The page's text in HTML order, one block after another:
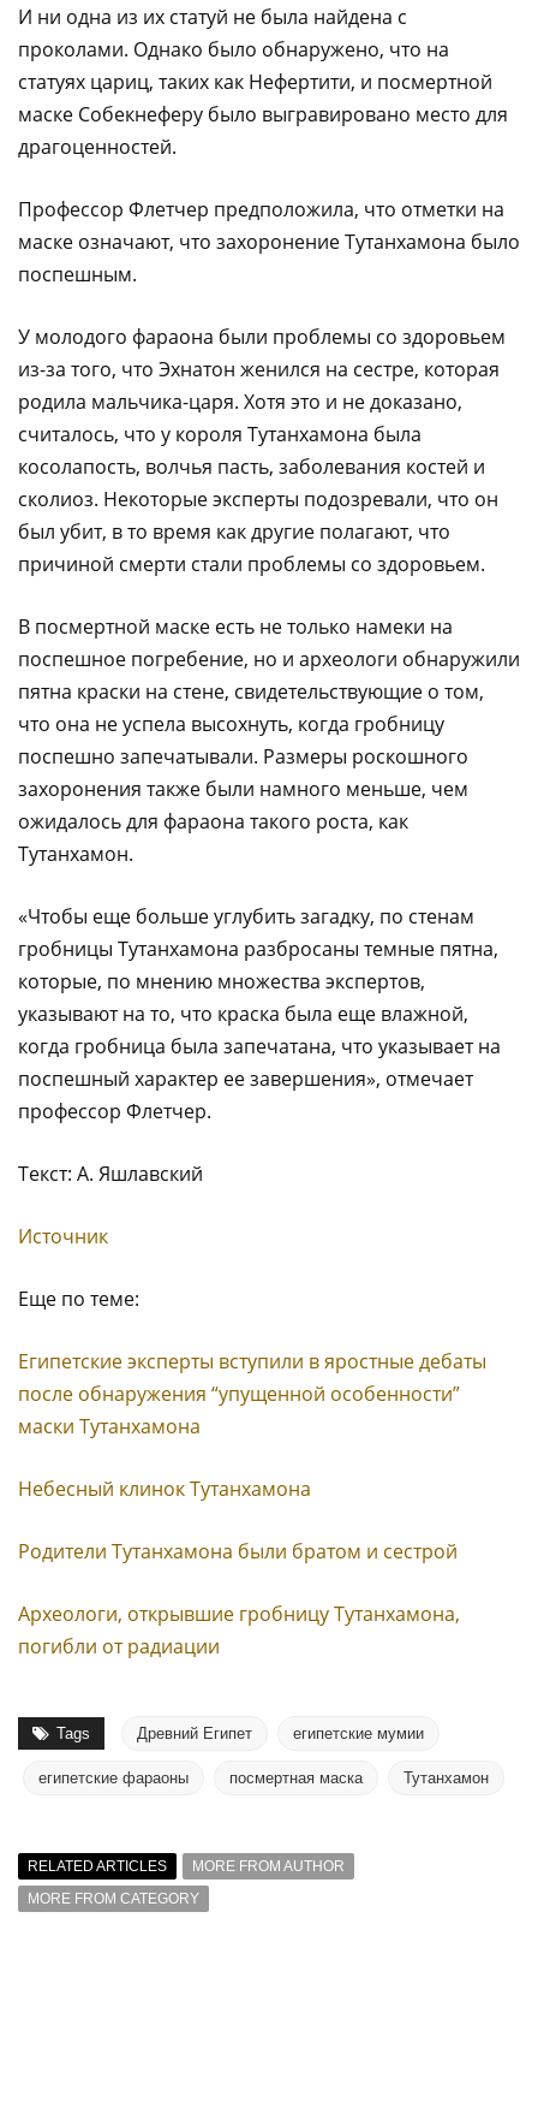
И ни одна из их статуй не была найдена с
проколами. Однако было обнаружено, что на
статуях цариц, таких как Нефертити, и посмертной
маске Собекнеферу было выгравировано место для
драгоценностей.
Профессор Флетчер предположила, что отметки на
маске означают, что захоронение Тутанхамона было
поспешным.
У молодого фараона были проблемы со здоровьем
из-за того, что Эхнатон женился на сестре, которая
родила мальчика-царя. Хотя это и не доказано,
считалось, что у короля Тутанхамона была
косолапость, волчья пасть, заболевания костей и
сколиоз. Некоторые эксперты подозревали, что он
был убит, в то время как другие полагают, что
причиной смерти стали проблемы со здоровьем.
В посмертной маске есть не только намеки на
поспешное погребение, но и археологи обнаружили
пятна краски на стене, свидетельствующие о том,
что она не успела высохнуть, когда гробницу
поспешно запечатывали. Размеры роскошного
захоронения также были намного меньше, чем
ожидалось для фараона такого роста, как
Тутанхамон.
«Чтобы еще больше углубить загадку, по стенам
гробницы Тутанхамона разбросаны темные пятна,
которые, по мнению множества экспертов,
указывают на то, что краска была еще влажной,
когда гробница была запечатана, что указывает на
поспешный характер ее завершения», отмечает
профессор Флетчер.
Текст: А. Яшлавский
Источник
Еще по теме:
Египетские эксперты вступили в яростные дебаты
после обнаружения “упущенной особенности”
маски Тутанхамона
Небесный клинок Тутанхамона
Родители Тутанхамона были братом и сестрой
Археологи, открывшие гробницу Тутанхамона,
погибли от радиации
Tags Древний Египет египетские мумии
египетские фараоны посмертная маска Тутанхамон
RELATED ARTICLES
MORE FROM AUTHOR
MORE FROM CATEGORY